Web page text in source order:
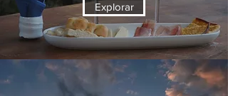
Explorar